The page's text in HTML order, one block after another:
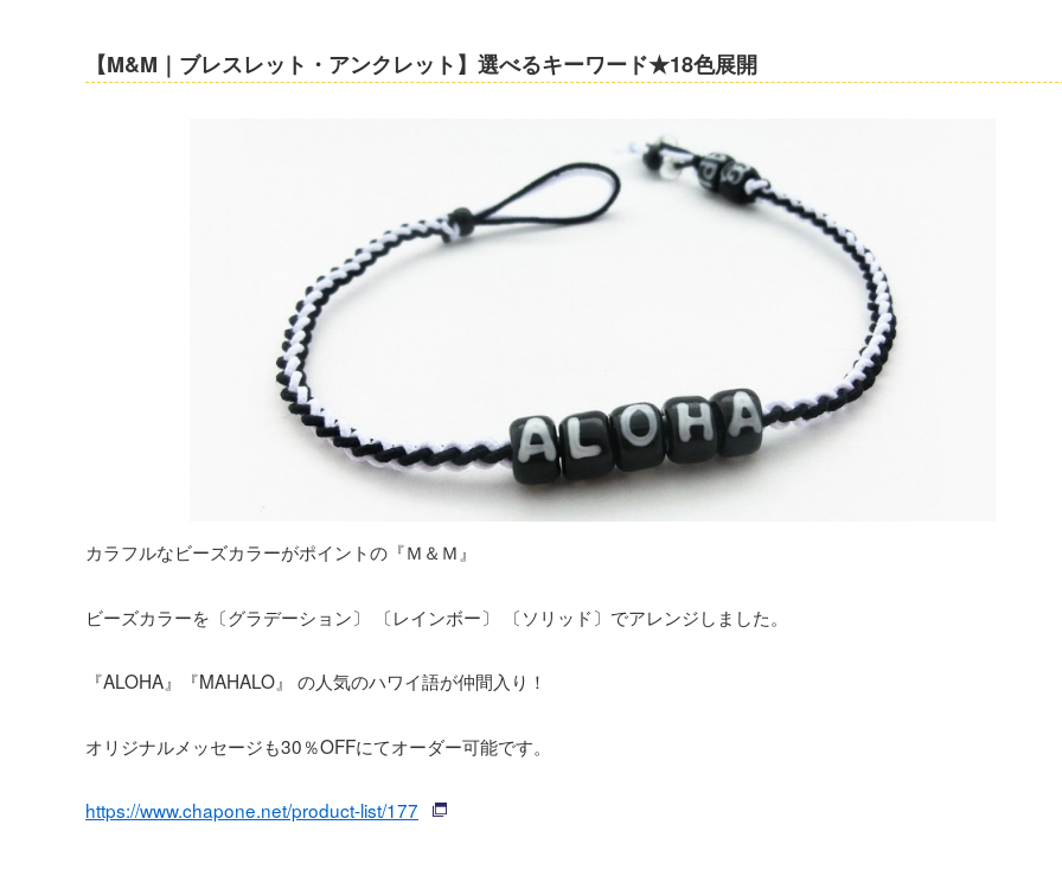
【M&M｜ブレスレット・アンクレット】選べるキーワード★18色展開
カラフルなビーズカラーがポイントの『Ｍ＆Ｍ』
ビーズカラーを〔グラデーション〕 〔レインボー〕 〔ソリッド〕でアレンジしました。
『ALOHA』『MAHALO』 の人気のハワイ語が仲間入り！
オリジナルメッセージも30％OFFにてオーダー可能です。
https://www.chapone.net/product-list/177